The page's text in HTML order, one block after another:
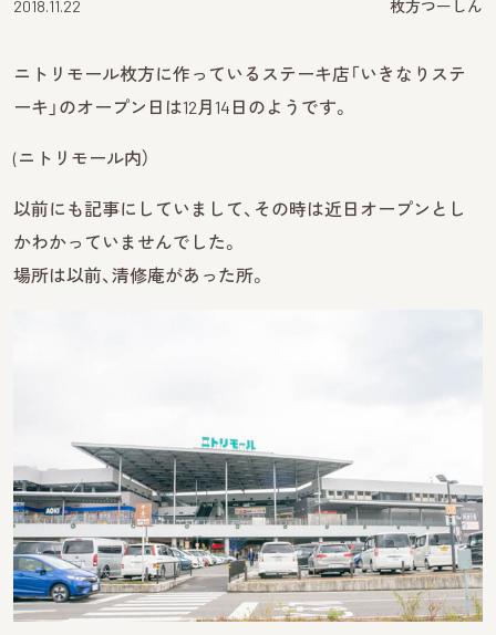
2018.11.22 枚方つーしん
ニトリモール枚方に作っているステーキ店「いきなりステ
ーキ」のオープン日は12月14日のようです。
(ニトリモール内）
以前にも記事にしていまして、その時は近日オープンとし
かわかっていませんでした。
場所は以前、清修庵があった所。